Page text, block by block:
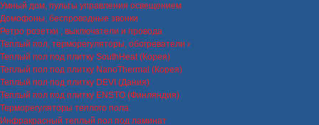
Умный дом, пульты управления освещением
Домофоны, беспроводные звонки
Ретро розетки , выключатели и провода
Теплый пол, терморегуляторы, обогреватели
Теплый пол под плитку SouthHeat (Корея)
Теплый пол под плитку NanoThermal (Корея)
Теплый пол под плитку DEVI (Дания)
Теплый пол под плитку ENSTO (Финляндия)
Терморегуляторы теплого пола
Инфракрасный теплый пол под ламинат